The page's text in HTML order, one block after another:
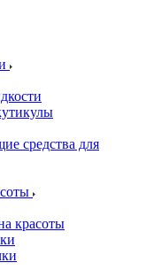
средства для
красоты